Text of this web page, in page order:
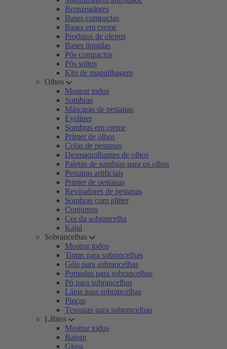
Bronzeadores
Bases compactas
Bases em creme
Produtos de efeitos
Bases líquidas
Pós compactos
Pós soltos
Kits de maquilhagem
Olhos
Mostrar todos
Sombras
Máscaras de pestanas
Eyeliner
Sombras em creme
Primer de olhos
Colas de pestanas
Desmaquilhantes de olhos
Paletas de sombras para os olhos
Pestanas artificiais
Primer de pestanas
Reviradores de pestanas
Sombras com glitter
Conjuntos
Cor da sobrancelha
Kajal
Sobrancelhas
Mostrar todos
Tintas para sobrancelhas
Géis para sobrancelhas
Pomadas para sobrancelhas
Pó para sobrancelhas
Lápis para sobrancelhas
Pinças
Tesouras para sobrancelhas
Lábios
Mostrar todos
Batom
Gloss